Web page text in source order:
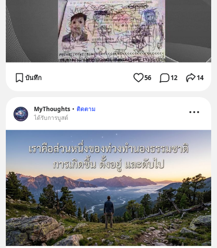
บันทึก 56 12 14
MyThoughts • ติดตาม
ได้รับการบูสต์